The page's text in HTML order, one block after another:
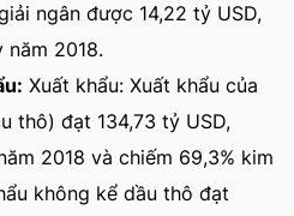
ngân được 14,22 tỷ USD,
năm 2018.
Xuất khẩu: Xuất khẩu của
thô) đạt 134,73 tỷ USD,
2018 và chiếm 69,3% kim
không kể dầu thô đạt